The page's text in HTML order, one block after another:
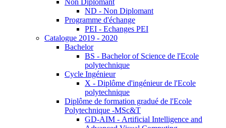
Non Diplomant
ND - Non Diplomant
Programme d'échange
PEI - Echanges PEI
Catalogue 2019 - 2020
Bachelor
BS - Bachelor of Science de l'Ecole
polytechnique
Cycle Ingénieur
X - Diplôme d'ingénieur de l'Ecole
polytechnique
Diplôme de formation gradué de l'Ecole
Polytechnique -MSc&T
GD-AIM - Artificial Intelligence and